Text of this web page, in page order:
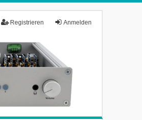
Anmelden
Registrieren